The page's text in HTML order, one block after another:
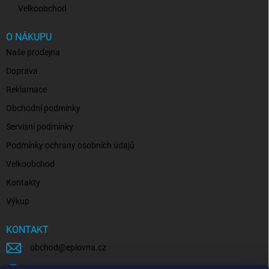
Velkoobchod
O NÁKUPU
Naše prodejna
Doprava
Reklamace
Obchodní podmínky
Servisní podmínky
Podmínky ochrany osobních údajů
Velkoobchod
Kontakty
Výkup
KONTAKT
obchod @eplovna.cz